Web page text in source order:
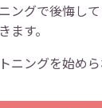
ングで後悔し
す。
ニングを始め